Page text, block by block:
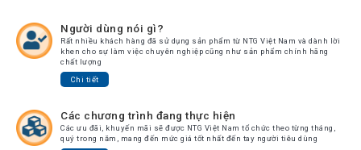
Phẩm
Địa
Sách
Vận
Chuyển
Người dùng nói gì?
Rất nhiều khách hàng đã sử dụng sản phẩm từ NTG Việt Nam và dành lời
khen cho sự làm việc chuyên nghiệp cũng như sản phẩm chính hãng
chất lượng
Chi tiết
Các chương trình đang thực hiện
Các ưu đãi, khuyến mãi sẽ được NTG Việt Nam tổ chức theo từng tháng,
quý trong năm, mang đến mức giá tốt nhất đến tay người tiêu dùng